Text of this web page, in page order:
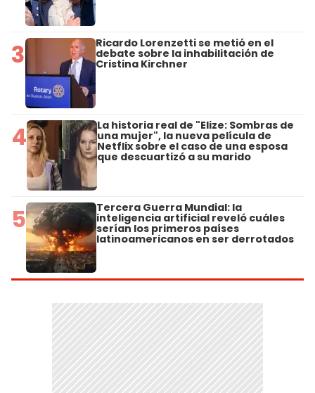
3 Ricardo Lorenzetti se metió en el
debate sobre la inhabilitación de
Cristina Kirchner
4 La historia real de "Elize: Sombras de
una mujer", la nueva película de
Netflix sobre el caso de una esposa
que descuartizó a su marido
5 Tercera Guerra Mundial: la
inteligencia artificial reveló cuáles
serían los primeros países
latinoamericanos en ser derrotados